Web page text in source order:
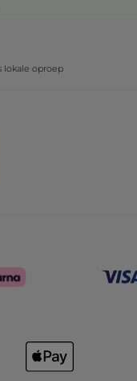
lokale oproep